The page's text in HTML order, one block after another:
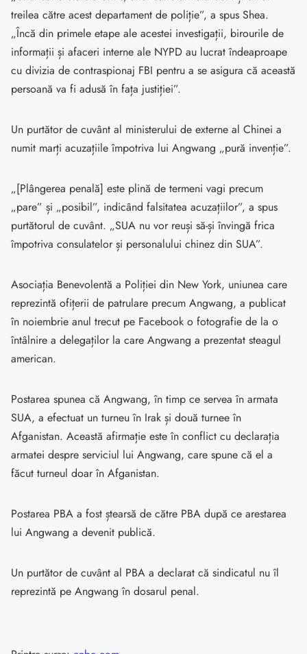
treilea către acest departament de poliție”, a spus Shea.
„Încă din primele etape ale acestei investigații, birourile de
informații și afaceri interne ale NYPD au lucrat îndeaproape
cu divizia de contraspionaj FBI pentru a se asigura că această
persoană va fi adusă în fața justiției”.
Un purtător de cuvânt al ministerului de externe al Chinei a
numit marți acuzațiile împotriva lui Angwang „pură invenție”.
„[Plângerea penală] este plină de termeni vagi precum
„pare” și „posibil”, indicând falsitatea acuzațiilor”, a spus
purtătorul de cuvânt. „SUA nu vor reuși să-și învingă frica
împotriva consulatelor și personalului chinez din SUA”.
Asociația Benevolentă a Poliției din New York, uniunea care
reprezintă ofițerii de patrulare precum Angwang, a publicat
în noiembrie anul trecut pe Facebook o fotografie de la o
întâlnire a delegaților la care Angwang a prezentat steagul
american.
Postarea spunea că Angwang, în timp ce servea în armata
SUA, a efectuat un turneu în Irak și două turnee în
Afganistan. Această afirmație este în conflict cu declarația
armatei despre serviciul lui Angwang, care spune că el a
făcut turneul doar în Afganistan.
Postarea PBA a fost ștearsă de către PBA după ce arestarea
lui Angwang a devenit publică.
Un purtător de cuvânt al PBA a declarat că sindicatul nu îl
reprezintă pe Angwang în dosarul penal.